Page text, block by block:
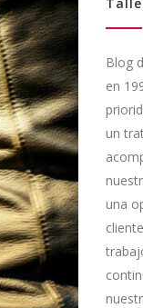
Blog
en
un
una